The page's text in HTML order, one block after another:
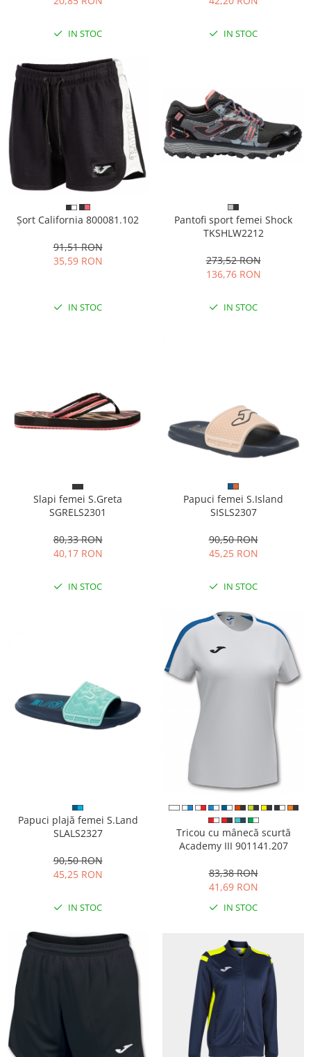
IN STOC IN STOC
Șort California 800081.102
91,51 RON
35,59 RON
IN STOC
Pantofi sport femei Shock
TKSHLW2212
273,52 RON
136,76 RON
IN STOC
Slapi femei S.Greta
SGRELS2301
80,33 RON
40,17 RON
IN STOC
Papuci femei S.Island
SISLS2307
90,50 RON
45,25 RON
IN STOC
Papuci plajă femei S.Land
SLALS2327
90,50 RON
45,25 RON
IN STOC
Tricou cu mânecă scurtă
Academy III 901141.207
83,38 RON
41,69 RON
IN STOC